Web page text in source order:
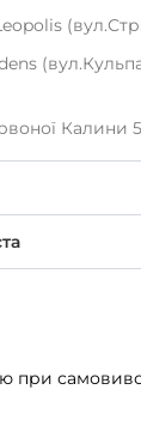
Калини
при